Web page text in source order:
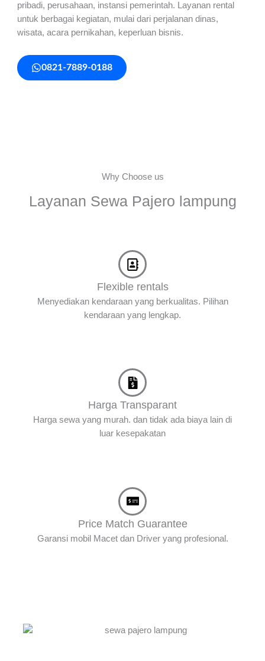
pribadi, perusahaan, instansi pemerintah. Layanan rental
untuk berbagai kegiatan, mulai dari perjalanan dinas,
wisata, acara pernikahan, keperluan bisnis.
0821-7889-0188
Why Choose us
Layanan Sewa Pajero lampung
Flexible rentals
Menyediakan kendaraan yang berkualitas. Pilihan
kendaraan yang lengkap.
Harga Transparant
Harga sewa yang murah. dan tidak ada biaya lain di
luar kesepakatan
Price Match Guarantee
Garansi mobil Macet dan Driver yang profesional.